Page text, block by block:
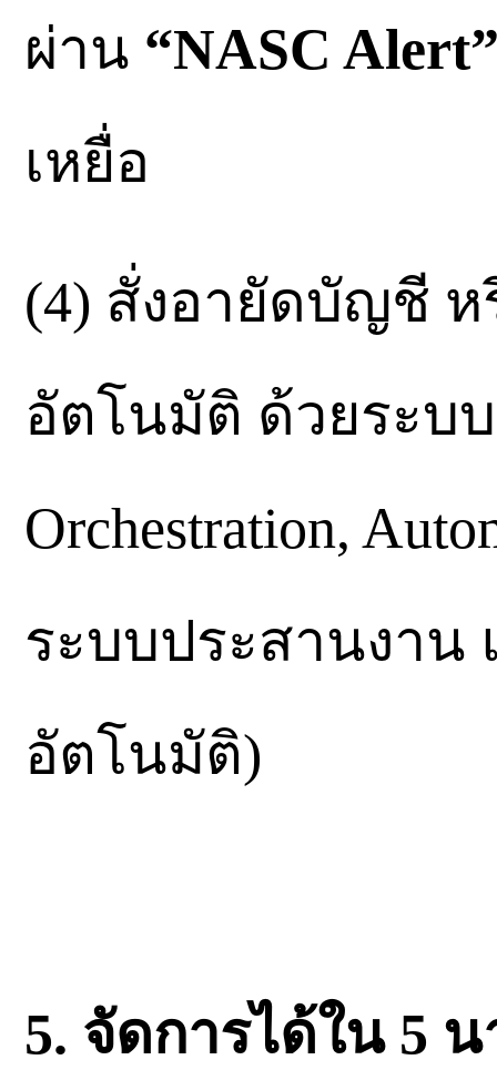
ผ่าน “NASC
เหยื่อ
(4) สั่งอายัดบัญชี
อัตโนมัติ ด้วยระบบ
Orchestration,
ระบบประสานงาน
อัตโนมัติ)
5. จัดการได้ใน 5